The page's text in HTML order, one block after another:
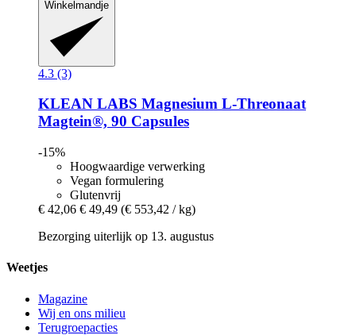
Winkelmandje
4.3 (3)
KLEAN LABS Magnesium L-​Threonaat
Magtein®, 90 Capsules
-15%
Hoogwaardige verwerking
Vegan formulering
Glutenvrij
€ 42,06 € 49,49 (€ 553,42 / kg)
Bezorging uiterlijk op 13. augustus
Weetjes
Magazine
Wij en ons milieu
Terugroepacties